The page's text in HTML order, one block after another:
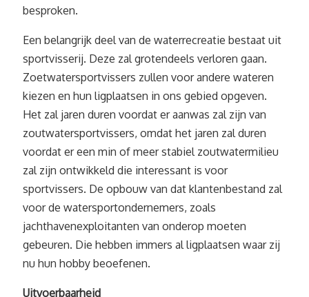
besproken.
Een belangrijk deel van de waterrecreatie bestaat uit
sportvisserij. Deze zal grotendeels verloren gaan.
Zoetwatersportvissers zullen voor andere wateren
kiezen en hun ligplaatsen in ons gebied opgeven.
Het zal jaren duren voordat er aanwas zal zijn van
zoutwatersportvissers, omdat het jaren zal duren
voordat er een min of meer stabiel zoutwatermilieu
zal zijn ontwikkeld die interessant is voor
sportvissers. De opbouw van dat klantenbestand zal
voor de watersportondernemers, zoals
jachthavenexploitanten van onderop moeten
gebeuren. Die hebben immers al ligplaatsen waar zij
nu hun hobby beoefenen.
Uitvoerbaarheid